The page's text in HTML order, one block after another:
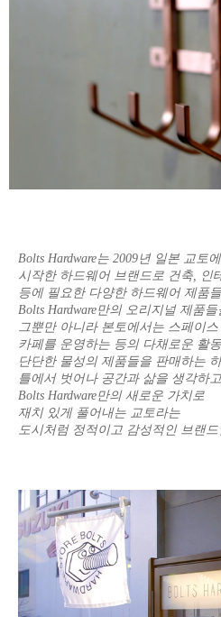
Bolts Hardware는 2009년 일본 교토
시작한 하드웨어 브랜드로 건축, 인
등에 필요한 다양한 하드웨어 제품
Bolts Hardware만의 오리지널 제품
그뿐만 아니라 본토에서는 스페이
카페를 운영하는 등의 다채로운 활
단단한 물성의 제품들을 판매하는
틀에서 벗어나 공간과 삶을 생각하
Bolts Hardware만의 새로운 가치로
재치 있게 풀어내는 교토라는
도시처럼 정적이고 감성적인 브랜드